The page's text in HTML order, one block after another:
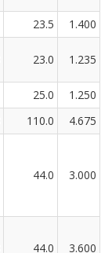
23.5
1.400
23.0 1.235
25.0
1.250
110.0
4.675
44.0 3.000
44.0 3.600